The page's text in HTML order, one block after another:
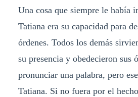
Una cosa que siempre le había
Tatiana era su capacidad para
órdenes. Todos los demás
su presencia y obedecieron sus
pronunciar una palabra, pero
Tatiana. Si no fuera por el